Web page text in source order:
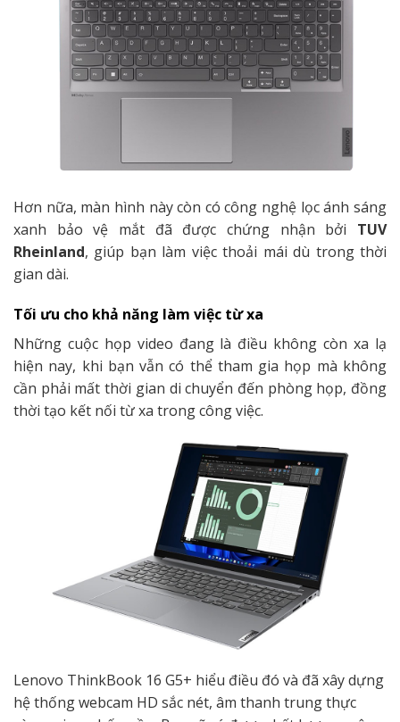
Hơn nữa, màn hình này còn có công nghệ lọc ánh sáng
xanh bảo vệ mắt đã được chứng nhận bởi TUV
Rheinland, giúp bạn làm việc thoải mái dù trong thời
gian dài.
Tối ưu cho khả năng làm việc từ xa
Những cuộc họp video đang là điều không còn xa lạ
hiện nay, khi bạn vẫn có thể tham gia họp mà không
cần phải mất thời gian di chuyển đến phòng họp, đồng
thời tạo kết nối từ xa trong công việc.
Lenovo ThinkBook 16 G5+ hiểu điều đó và đã xây dựng
hệ thống webcam HD sắc nét, âm thanh trung thực